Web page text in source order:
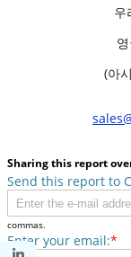
우
(아
Sharing this report
Send this report to
commas.
Enter your email:*